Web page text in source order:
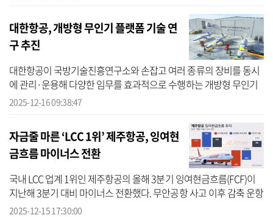
대한항공, 개방형 무인기 플랫폼 기술 연
구 추진
대한항공이 국방기술진흥연구소와 손잡고 여러 종류의 장비를 동시
에 관리·운용해 다양한 임무를 효과적으로 수행하는 개방형 무인기
연구를 추진한다. 대한항공은 국방기술진흥연구소와 ‘다종 임무장비
2025-12-16 09:38:47
자금줄 마른 ‘LCC 1위’ 제주항공, 잉여현
금흐름 마이너스 전환
국내 LCC 업계 1위인 제주항공의 올해 3분기 잉여현금흐름(FCF)이
지난해 3분기 대비 마이너스 전환했다. 무안공항 사고 이후 감축 운항
지속과 고환율, 여객 수요 증가세 둔화 등으로 현금 창출력이 급격히
2025-12-15 17:30:00